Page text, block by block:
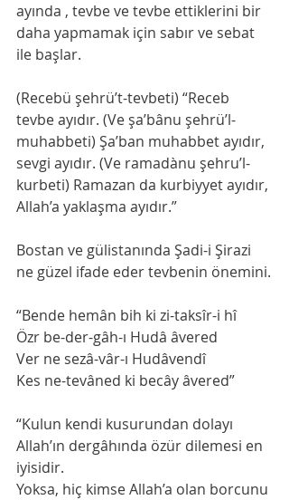
ayında , tevbe ve tevbe ettiklerini bir
daha yapmamak için sabır ve sebat
ile başlar.
(Recebü şehrü’t-tevbeti) “Receb
tevbe ayıdır. (Ve şa’bânu şehrü’l-
muhabbeti) Şa’ban muhabbet ayıdır,
sevgi ayıdır. (Ve ramadànu şehru’l-
kurbeti) Ramazan da kurbiyyet ayıdır,
Allah’a yaklaşma ayıdır.”
Bostan ve gülistanında Şadi-i Şirazi
ne güzel ifade eder tevbenin önemini.
“Bende hemân bih ki zi-taksîr-i hî
Özr be-der-gâh-ı Hudâ âvered
Ver ne sezâ-vâr-ı Hudâvendî
Kes ne-tevâned ki becây âvered”
“Kulun kendi kusurundan dolayı
Allah’ın dergâhında özür dilemesi en
iyisidir.
Yoksa, hiç kimse Allah’a olan borcunu